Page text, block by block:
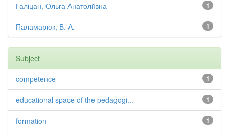
1
Галіцан, Ольга Анатоліївна
1
Паламарюк, В. А.
Subject
1
competence
1
educational space of the pedagogi...
1
formation